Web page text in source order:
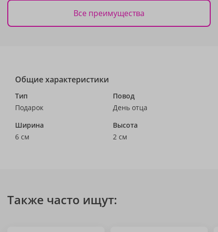
Все преимущества
Общие характеристики
Тип
Подарок
Повод
День отца
Ширина
6 см
Высота
2 см
Также часто ищут: